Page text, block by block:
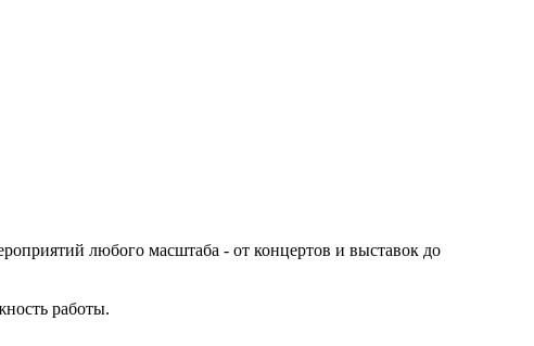
любого масштаба - от концертов и выставок до
работы.